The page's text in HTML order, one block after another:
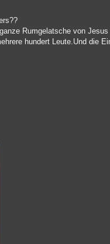
Rumgelatsche von
hundert Leute.Und die